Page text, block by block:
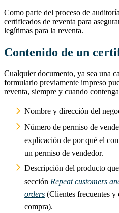
Como parte del proceso de
certificados de reventa para
legítimas para la reventa.
Contenido de un
Cualquier documento, ya sea una
formulario previamente impreso
reventa, siempre y cuando contenga
Nombre y dirección del
Número de permiso de
explicación de por qué el
un permiso de vendedor.
Descripción del producto
sección Repeat customers
orders (Clientes frecuentes y
compra).